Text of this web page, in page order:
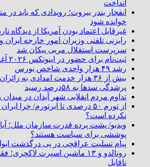
انداخت
انفجار بندر بیروت؛ رویدادی که باید
خوانده شود
غیرقابل اعتماد بودن آمریکا از دیدگاه
رایزنی تلفنی وزیران امور خارجه ایران
سرپرست استقلال مربی پیکان شد
ثبت‌نام برای حضور در اینوتکس ۲۰۲۶ آغاز شد
رشد ۴۹ هزار واحدی شاخص بورس
بیش از ۳۶ هزار خدمت امدادی به زائران اربعین ارائه شد
پرشدگی سدها به ۵۸درصد رسید
تداوم مردم انقلابی شهر آبدان در
از تورم ۵۰ درصدی تا ابرتورم/ چرا
نکرده است؟
ویدیو/ پشت پرده قدرت سازمان ملل؛
پوششی برای سیاست هستند؟
پیام تسلیت عراقچی در پی درگذشت
ناقابل